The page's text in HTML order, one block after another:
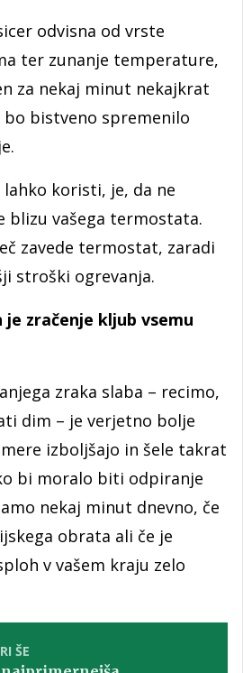
odvisna od vrste
ter zunanje temperature,
za nekaj minut nekajkrat
bo bistveno spremenilo
koristi, je, da ne
blizu vašega termostata.
zavede termostat, zaradi
stroški ogrevanja.
zračenje kljub vsemu
zraka slaba – recimo,
dim – je verjetno bolje
izboljšajo in šele takrat
bi moralo biti odpiranje
nekaj minut dnevno, če
obrata ali če je
v vašem kraju zelo
ŠE